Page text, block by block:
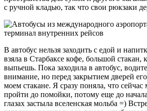
с ручной кладью, так что свои рюкзаки
В автобус нельзя заходить с едой и
взяла в Старбаксе кофе, большой стакан,
выпьешь. Пока заходила в автобус,
внимание, но перед закрытием дверей его
моем стакане. Я сразу поняла, что сейчас
пройти до помойки, потому еще до
глазах застыла вселенская мольба =)